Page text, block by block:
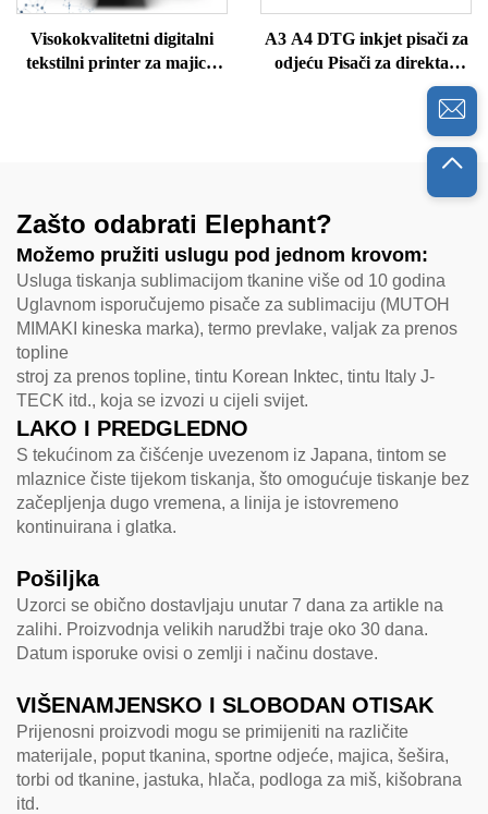
Visokokvalitetni digitalni
tekstilni printer za majice,
A3 A4 DTG inkjet pisači za
odjeću Pisači za direktan
Zašto odabrati Elephant?
Možemo pružiti uslugu pod jednom krovom:
Usluga tiskanja sublimacijom tkanine više od 10 godina
Uglavnom isporučujemo pisače za sublimaciju (MUTOH
MIMAKI kineska marka), termo prevlake, valjak za prenos
topline
stroj za prenos topline, tintu Korean Inktec, tintu Italy J-
TECK itd., koja se izvozi u cijeli svijet.
LAKO I PREDGLEDNO
S tekućinom za čišćenje uvezenom iz Japana, tintom se
mlaznice čiste tijekom tiskanja, što omogućuje tiskanje bez
začepljenja dugo vremena, a linija je istovremeno
kontinuirana i glatka.
Pošiljka
Uzorci se obično dostavljaju unutar 7 dana za artikle na
zalihi. Proizvodnja velikih narudžbi traje oko 30 dana.
Datum isporuke ovisi o zemlji i načinu dostave.
VIŠENAMJENSKO I SLOBODAN OTISAK
Prijenosni proizvodi mogu se primijeniti na različite
materijale, poput tkanina, sportne odjeće, majica, šešira,
torbi od tkanine, jastuka, hlača, podloga za miš, kišobrana
itd.